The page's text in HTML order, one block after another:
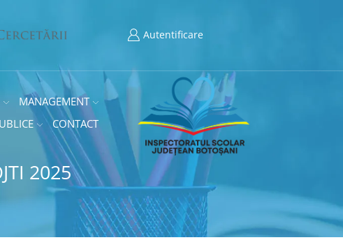
Autentificare
MANAGEMENT
CONTACT
2025